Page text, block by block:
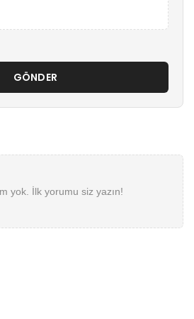
GÖNDER
yok. İlk yorumu siz yazın!